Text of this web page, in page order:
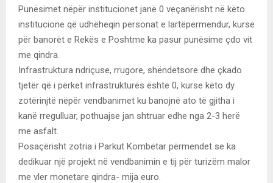
Punësimet nëpër institucionet janë 0 veçanërisht në këto
institucione që udhëheqin personat e lartëpermendur, kurse
për banorët e Rekës e Poshtme ka pasur punësime çdo vit
me qindra.
Infrastruktura ndriçuse, rrugore, shëndetsore dhe çkado
tjetër që i përket infrastrukturës është 0, kurse këto dy
zotërinjtë nëpër vendbanimet ku banojnë ato të gjitha i
kanë rregulluar, pothuajse jan shtruar edhe nga 2-3 herë
me asfalt.
Posaçërisht zotria i Parkut Kombëtar përmendet se ka
dedikuar një projekt në vendbanimin e tij për turizëm malor
me vler monetare qindra- mija euro.